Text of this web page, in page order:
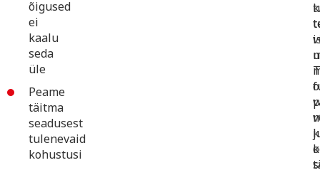
õigused
ei
kaalu
seda
üle
Peame
täitma
seadusest
tulenevaid
kohustusi